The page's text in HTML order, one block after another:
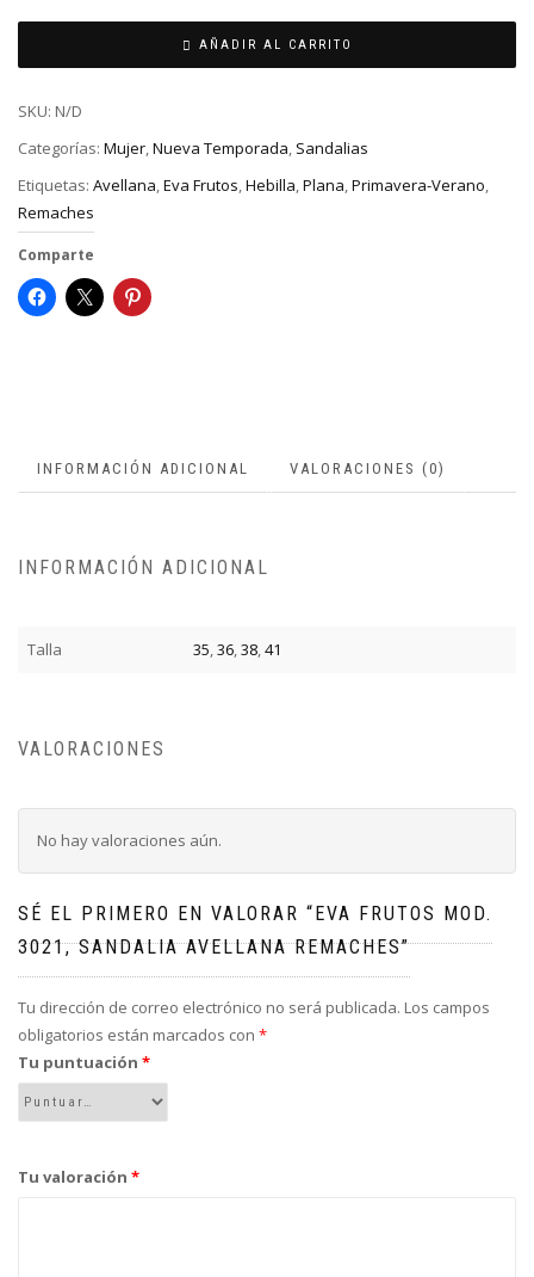
AÑADIR AL CARRITO
SKU: N/D
Categorías: Mujer,Nueva Temporada, Sandalias
Etiquetas: Avellana,Eva Frutos,Hebilla,Plana,Primavera-Verano,
Remaches
Comparte
INFORMACIÓN ADICIONAL VALORACIONES (0)
INFORMACIÓN ADICIONAL
Talla 35,36,38,41
VALORACIONES
No hay valoraciones aún.
SÉ EL PRIMERO EN VALORAR “EVA FRUTOS MOD.
3021, SANDALIA AVELLANA REMACHES”
Tu dirección de correo electrónico no será publicada. Los campos
obligatorios están marcados con *
Tu puntuación *
Tu valoración *